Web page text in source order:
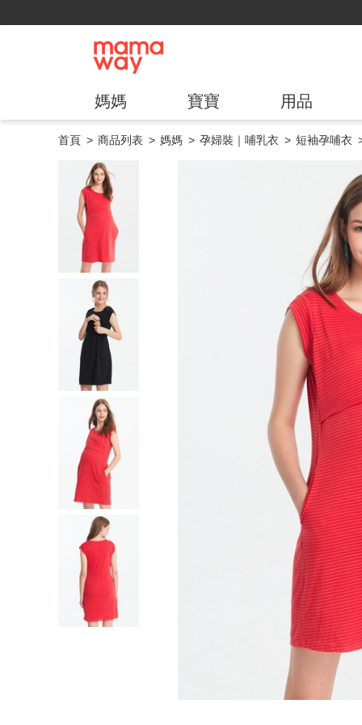
媽媽 寶寶 用品
首頁 商品列表 媽媽 孕婦裝｜哺乳衣 短袖孕哺衣